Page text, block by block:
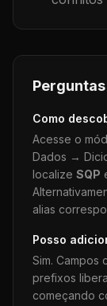
Como
Acesse o
Dados →
localize SQP
alias
Posso
Sim. Campos
prefixos
começando